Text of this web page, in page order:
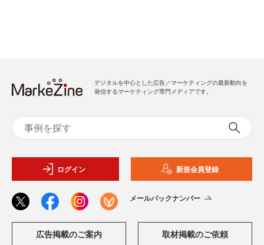
デジタルを中心とした広告／マーケティングの最新動向を
発信するマーケティング専門メディアです。
ログイン 新規会員登録
メールバックナンバー
広告掲載のご案内 取材掲載のご依頼